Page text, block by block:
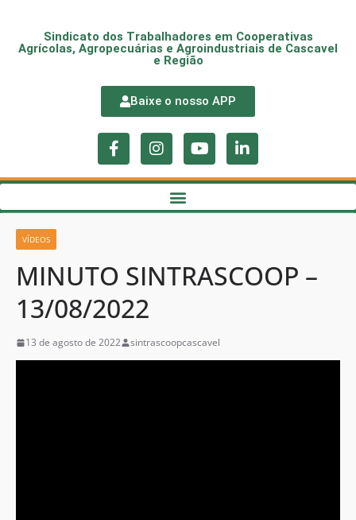
Sindicato dos Trabalhadores em Cooperativas
Agrícolas, Agropecuárias e Agroindustriais de Cascavel
e Região
Baixe o nosso APP
VÍDEOS
MINUTO SINTRASCOOP –
13/08/2022
13 de agosto de 2022 sintrascoopcascavel